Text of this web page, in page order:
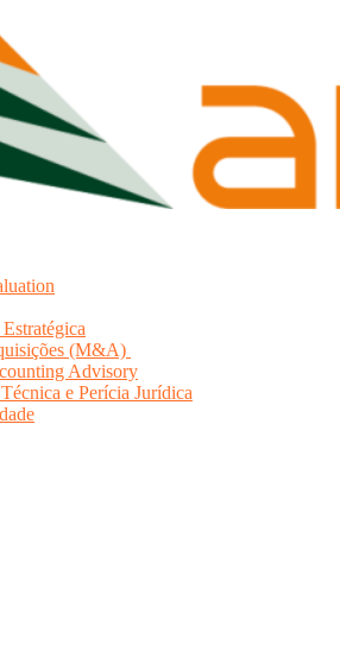
(M&A)
Advisory
e Perícia Jurídica